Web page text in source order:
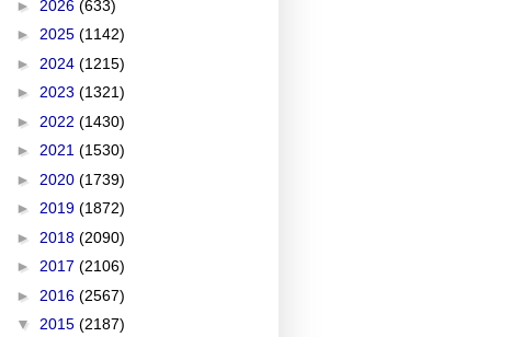
► 2026 (633)
► 2025 (1142)
► 2024 (1215)
► 2023 (1321)
► 2022 (1430)
► 2021 (1530)
► 2020 (1739)
► 2019 (1872)
► 2018 (2090)
► 2017 (2106)
► 2016 (2567)
▼ 2015 (2187)